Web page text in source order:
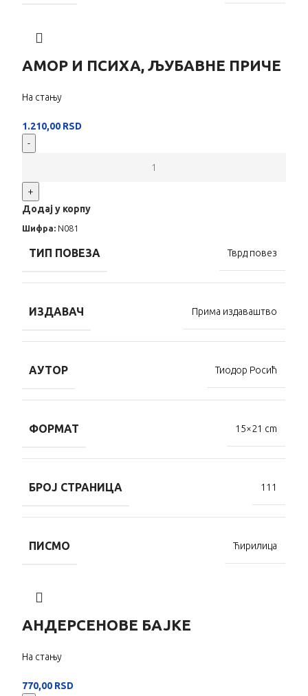
АМОР И ПСИХА, ЉУБАВНЕ ПРИЧЕ
На стању
1.210,00 RSD
-
+
Додај у корпу
Шифра: N081
ТИП ПОВЕЗА Тврд повез
ИЗДАВАЧ Прима издаваштво
АУТОР Тиодор Росић
ФОРМАТ 15×21 cm
БРОЈ СТРАНИЦА 111
ПИСМО Ћирилица
АНДЕРСЕНОВЕ БАЈКЕ
На стању
770,00 RSD